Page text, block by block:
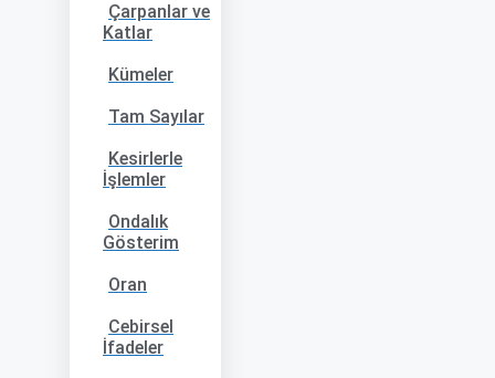
Çarpanlar ve
Katlar
Kümeler
Tam Sayılar
Kesirlerle
İşlemler
Ondalık
Gösterim
Oran
Cebirsel
İfadeler